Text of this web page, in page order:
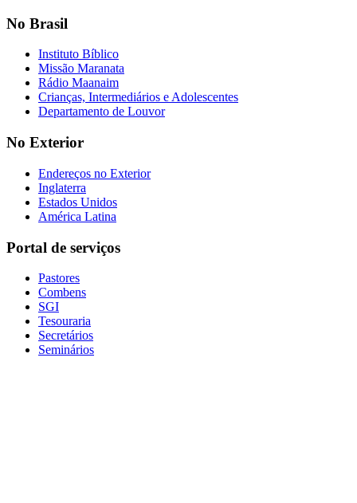
No Brasil
Instituto Bíblico
Missão Maranata
Rádio Maanaim
Crianças, Intermediários e Adolescentes
Departamento de Louvor
No Exterior
Endereços no Exterior
Inglaterra
Estados Unidos
América Latina
Portal de serviços
Pastores
Combens
SGI
Tesouraria
Secretários
Seminários